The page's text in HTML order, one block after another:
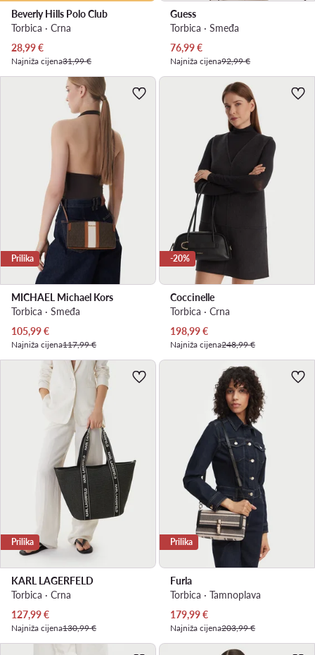
Beverly Hills Polo Club
Torbica · Crna
Trenutna cijena
28,99€
Najniža cijena31,99 €
Guess
Torbica · Smeđa
Trenutna cijena
76,99€
Najniža cijena92,99 €
Prilika
MICHAEL Michael Kors
Torbica · Smeđa
Trenutna cijena
105,99€
Najniža cijena117,99 €
-20%
Coccinelle
Torbica · Crna
Trenutna cijena
198,99€
Najniža cijena248,99 €
Prilika
KARL LAGERFELD
Torbica · Crna
Trenutna cijena
127,99€
Najniža cijena130,99 €
Prilika
Furla
Torbica · Tamnoplava
Trenutna cijena
179,99€
Najniža cijena203,99 €